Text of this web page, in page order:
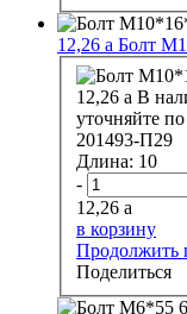
12,26 a Болт
12,26 a В
уточняйте
201493-П29
Длина: 10
-
12,26 a
в корзину
Продолжить
Поделиться